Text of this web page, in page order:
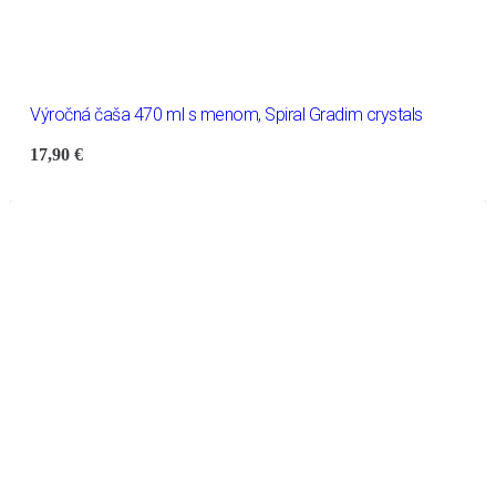
Výročná čaša 470 ml s menom, Spiral Gradim crystals
17,90€